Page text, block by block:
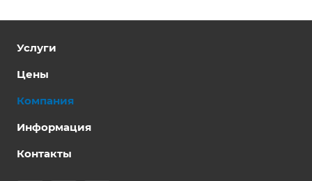
Услуги
Цены
Компания
Информация
Контакты